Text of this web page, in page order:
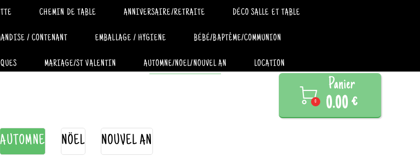
CHEMIN DE TABLE ANNIVERSAIRE/RETRAITE DÉCO SALLE ET TABLE
/ CONTENANT EMBALLAGE / HYGIENE BÉBÉ/BAPTÊME/COMMUNION
MARIAGE/ST VALENTIN AUTOMNE/NOEL/NOUVEL AN LOCATION

0
Panier
0.00 €
AUTOMNE NÖEL NOUVEL AN